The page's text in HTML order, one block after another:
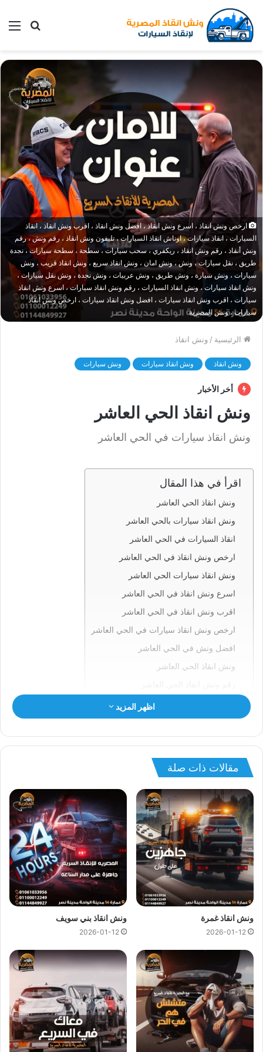
بحث
ارخص ونش انقاذ ، اسرع ونش انقاذ ، افضل ونش انقاذ ، اقرب ونش انقاذ ، انقاذ
السيارات ، انقاذ سيارات ، اوناش انقاذ السيارات ، تليفون ونش انقاذ ، رقم ونش ، رقم
ونش أنقاذ ، رقم ونش انقاذ ، ريكفري ، سحب سيارات ، سطحة ، سطحة سيارات ، نجدة
طريق ، نقل سيارات ، ونش ، ونش امان ، ونش انقاذ سريع ، ونش انقاذ قريب ، ونش
سيارات ، ونش سيارة ، ونش طريق ، ونش عربيات ، ونش نجدة ، ونش نقل سيارات ،
ونش انقاذ سيارات ، ونش انقاذ السيارات ، رقم ونش انقاذ سيارات ، اسرع ونش انقاذ
سيارات ، اقرب ونش انقاذ سيارات ، افضل ونش انقاذ سيارات ، ارخص ونش انقاذ
سيارات ، ونش المصرية
الرئيسية / ونش انقاذ
ونش انقاذ ونش انقاذ سيارات ونش سيارات
أخر الأخبار
ونش انقاذ الحي العاشر
ونش انقاذ سيارات في الحي العاشر
اقرأ في هذا المقال
ونش انقاذ الحي العاشر
ونش انقاذ سيارات بالحي العاشر
انقاذ السيارات في الحي العاشر
ارخص ونش انقاذ في الحي العاشر
ونش انقاذ سيارات الحي العاشر
اسرع ونش انقاذ في الحي العاشر
اقرب ونش انقاذ في الحي العاشر
ارخص ونش انقاذ سيارات في الحي العاشر
افضل ونش في الحي العاشر
ونش انقاذ الحي العاشر
ونش سيارات الحي العاشر
انقاذ السيارات بالحي العاشر
ونش انقاذ الحي العاشر
ونش الحي العاشر
ونش انقاذ الحي العاشر
ونش انقاذ الحي العاشراسرع و ارخصونش انقاذ في الحي العاشر
بخصم 50% لأننا
ارخص ونش انقاذ
في الحي العاشر ونتميز باننا
اسرع ونش انقاذ في الحي العاشر و سعر ونش انقاذثابت لدينا ولن
يتم مطالبتك بأي رسوم إضافية أو إكرامية لاناسعار ونش انقاذ
سيارات
لدينا تعتبر رمزية لأننا نمتلك ونش انقاذ قريب
ونقدم خدماتنا
اقرب ونش انقاذ
في الحي العاشر ،فريق المساعدة على اتم
الاستعداد وجاهز دائما لمساعدتك في اي وقت خلال النهار او الليل
لمساعدتك تشمل خدمات الانقاذ السريع للسيارات في الحي العاشر
علي ما يلي:
انقاذ السيارات
نقل السيارات
اظهر المزيد
مقالات ذات صلة
ونش انقاذ غمرة
2026-01-12
ونش انقاذ بني سويف
2026-01-12